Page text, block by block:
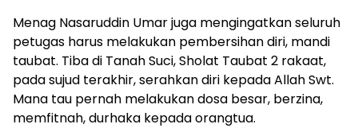
Menag Nasaruddin Umar juga mengingatkan seluruh
petugas harus melakukan pembersihan diri, mandi
taubat. Tiba di Tanah Suci, Sholat Taubat 2 rakaat,
pada sujud terakhir, serahkan diri kepada Allah Swt.
Mana tau pernah melakukan dosa besar, berzina,
memfitnah, durhaka kepada orangtua.